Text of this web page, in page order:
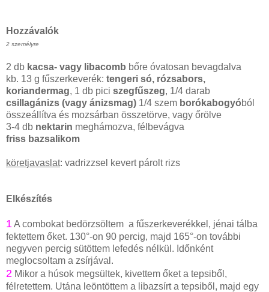
Hozzávalók
2 személyre
2 db kacsa- vagy libacomb bőre óvatosan bevagdalva
kb. 13 g fűszerkeverék: tengeri só, rózsabors,
koriandermag, 1 db pici szegfűszeg, 1/4 darab
csillagánizs (vagy ánizsmag) 1/4 szem borókabogyóból
összeállítva és mozsárban összetörve, vagy őrölve
3-4 db nektarin meghámozva, félbevágva
friss bazsalikom
köretjavaslat: vadrizzsel kevert párolt rizs
Elkészítés
1 A combokat bedörzsöltem a fűszerkeverékkel, jénai tálba
fektettem őket. 130°-on 90 percig, majd 165°-on további
negyven percig sütöttem lefedés nélkül. Időnként
meglocsoltam a zsírjával.
2 Mikor a húsok megsültek, kivettem őket a tepsiből,
félretettem. Utána leöntöttem a libazsírt a tepsiből, majd egy